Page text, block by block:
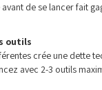
de se lancer fait
outils
crée une dette
avec 2-3 outils